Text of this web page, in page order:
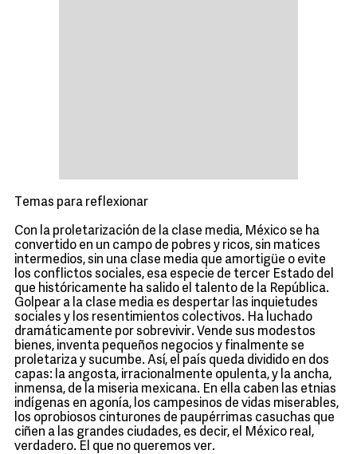
Temas para reflexionar
Con la proletarización de la clase media, México se ha
convertido en un campo de pobres y ricos, sin matices
intermedios, sin una clase media que amortigüe o evite
los conflictos sociales, esa especie de tercer Estado del
que históricamente ha salido el talento de la República.
Golpear a la clase media es despertar las inquietudes
sociales y los resentimientos colectivos. Ha luchado
dramáticamente por sobrevivir. Vende sus modestos
bienes, inventa pequeños negocios y finalmente se
proletariza y sucumbe. Así, el país queda dividido en dos
capas: la angosta, irracionalmente opulenta, y la ancha,
inmensa, de la miseria mexicana. En ella caben las etnias
indígenas en agonía, los campesinos de vidas miserables,
los oprobiosos cinturones de paupérrimas casuchas que
ciñen a las grandes ciudades, es decir, el México real,
verdadero. El que no queremos ver.